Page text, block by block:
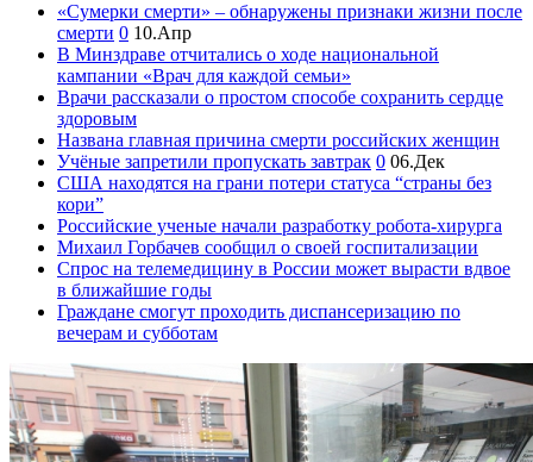
«Сумерки смерти» – обнаружены признаки жизни после
смерти 0 10.Апр
В Минздраве отчитались о ходе национальной
кампании «Врач для каждой семьи»
Врачи рассказали о простом способе сохранить сердце
здоровым
Названа главная причина смерти российских женщин
Учёные запретили пропускать завтрак 0 06.Дек
США находятся на грани потери статуса “страны без
кори”
Российские ученые начали разработку робота-хирурга
Михаил Горбачев сообщил о своей госпитализации
Спрос на телемедицину в России может вырасти вдвое
в ближайшие годы
Граждане смогут проходить диспансеризацию по
вечерам и субботам